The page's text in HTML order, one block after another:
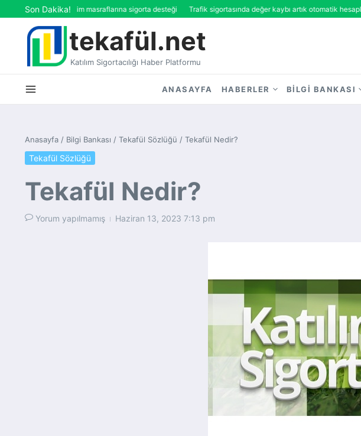
İçeriğe atlaSon Dakika!
Emeklilik’ten eğitim masraflarına sigorta desteği Trafik sigortasında değer kaybı artık otomatik hesaplanıyor
tekafül.net
Katılım Sigortacılığı Haber Platformu
ANASAYFA HABERLER BILGI BANKASI
Anasayfa / Bilgi Bankası / Tekafül Sözlüğü / Tekafül Nedir?
Tekafül Sözlüğü
Tekafül Nedir?
Yorum yapılmamış Haziran 13, 2023 7:13 pm